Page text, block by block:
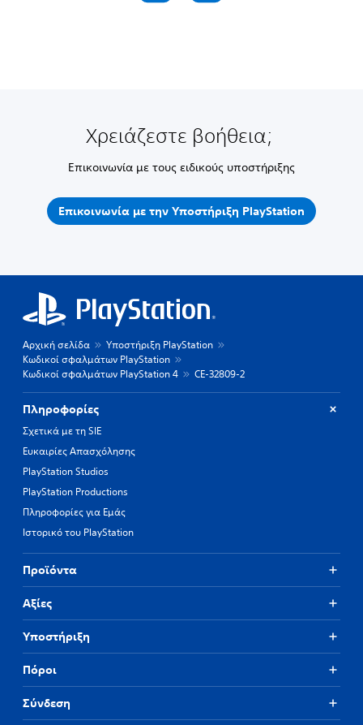
Χρειάζεστε βοήθεια;
Επικοινωνία με τους ειδικούς υποστήριξης
Επικοινωνία με την Υποστήριξη PlayStation
Αρχική σελίδα
Υποστήριξη PlayStation
Κωδικοί σφαλμάτων PlayStation
Κωδικοί σφαλμάτων PlayStation 4
CE-32809-2
Πληροφορίες
Σχετικά με τη SIE
Ευκαιρίες Απασχόλησης
PlayStation Studios
PlayStation Productions
Πληροφορίες για Εμάς
Ιστορικό του PlayStation
Προϊόντα
Αξίες
Υποστήριξη
Πόροι
Σύνδεση